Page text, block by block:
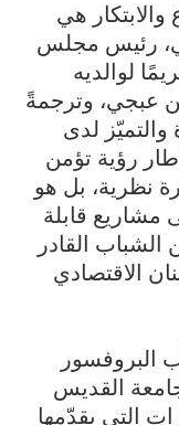
هي
رئيس مجلس
لوالديه
عبجي، وترجمةً
والتميّز لدى
رؤية تؤمن
نظرية، بل هو
مشاريع قابلة
القادر
الاقتصادي
البروفسور
القديس
التي يقدّمها